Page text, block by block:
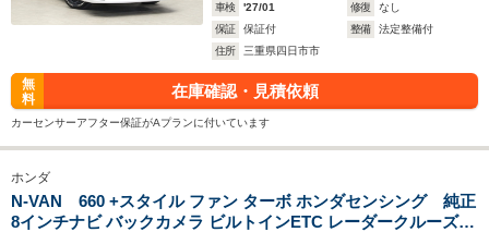
車検
'27/01 修復
なし
保証
保証付 整備
法定整備付
住所
三重県四日市市
無
料
在庫確認・見積依頼
カーセンサーアフター保証がAプランに付いています
ホンダ
N-VAN 660 +スタイル ファン ターボ ホンダセンシング 純正
8インチナビ バックカメラ ビルトインETC レーダークルーズコ